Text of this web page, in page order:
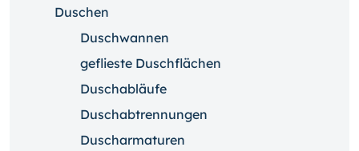
Duschen
Duschwannen
geflieste Duschflächen
Duschabläufe
Duschabtrennungen
Duscharmaturen